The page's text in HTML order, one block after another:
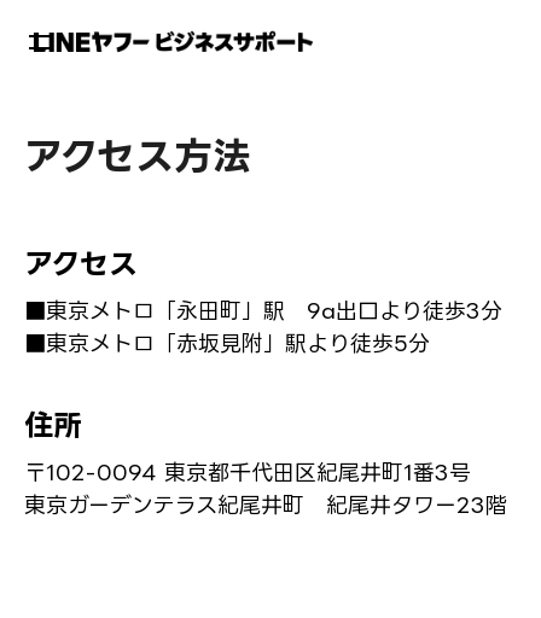
O
n
/
o
e
アクセス方法
アクセス
■東京メトロ「永田町」駅 9a出口より徒歩3分
■東京メトロ「赤坂見附」駅より徒歩5分
住所
〒102-0094 東京都千代田区紀尾井町1番3号
東京ガーデンテラス紀尾井町 紀尾井タワー23階